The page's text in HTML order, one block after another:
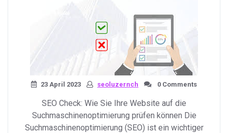
verbessern
können»
23 April 2023 seoluzernch 0 Comments
SEO Check: Wie Sie Ihre Website auf die
Suchmaschinenoptimierung prüfen können Die
Suchmaschinenoptimierung (SEO) ist ein wichtiger